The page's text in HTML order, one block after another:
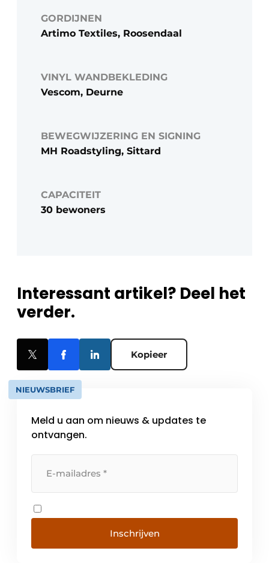
GORDIJNEN
Artimo Textiles, Roosendaal
VINYL WANDBEKLEDING
Vescom, Deurne
BEWEGWIJZERING EN SIGNING
MH Roadstyling, Sittard
CAPACITEIT
30 bewoners
Interessant artikel? Deel het
verder.
Kopieer
NIEUWSBRIEF
Meld u aan om nieuws & updates te
ontvangen.
Inschrijven